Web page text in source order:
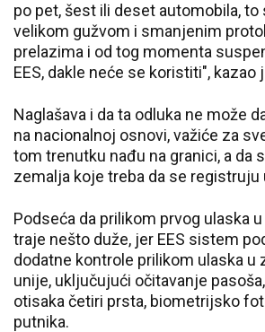
po pet, šest ili deset automobila, to
velikom gužvom i smanjenim
prelazima i od tog momenta
EES, dakle neće se koristiti", kazao
Naglašava i da ta odluka ne može
na nacionalnoj osnovi, važiće za
tom trenutku nađu na granici, a da
zemalja koje treba da se registruju
Podseća da prilikom prvog ulaska
traje nešto duže, jer EES sistem
dodatne kontrole prilikom ulaska u
unije, uključujući očitavanje
otisaka četiri prsta, biometrijsko
putnika.